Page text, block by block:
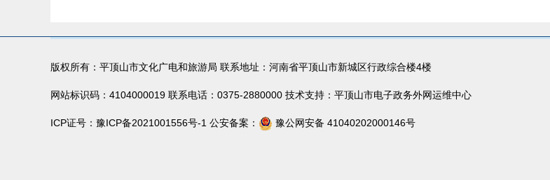
版权所有：平顶山市文化广电和旅游局 联系地址：河南省平顶山市新城区行政综合楼4楼
网站标识码：4104000019 联系电话：0375-2880000 技术支持：平顶山市电子政务外网运维中心
ICP证号： 豫ICP备2021001556号-1 公安备案： 豫公网安备 41040202000146号